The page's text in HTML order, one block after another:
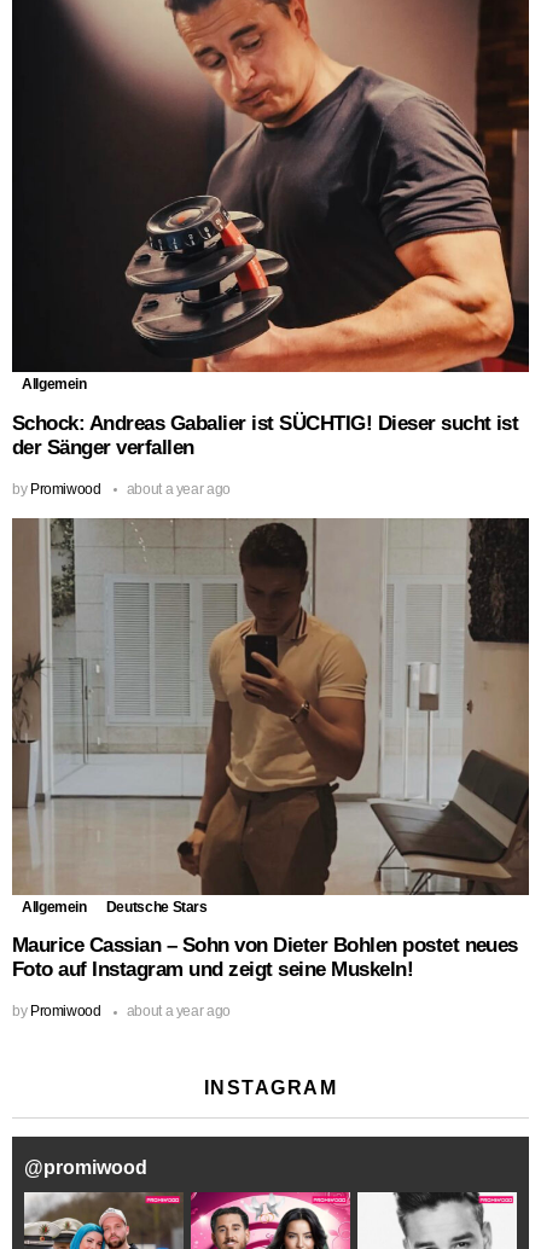
Allgemein
Schock: Andreas Gabalier ist SÜCHTIG! Dieser sucht ist
der Sänger verfallen
by Promiwood about a year ago
Allgemein Deutsche Stars
Maurice Cassian – Sohn von Dieter Bohlen postet neues
Foto auf Instagram und zeigt seine Muskeln!
by Promiwood about a year ago
INSTAGRAM
@promiwood